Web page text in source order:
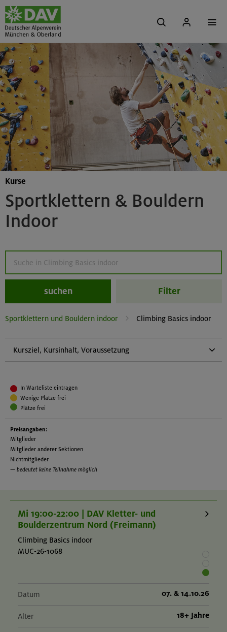
Sportklettern & Bouldern
Indoor
Kurse
suchen Filter
Sportklettern und Bouldern indoor Climbing Basics indoor
Kursziel, Kursinhalt, Voraussetzung
Kursinhalt:
Basic knots, belaying and safety, rope techniques, standard
climbing movements
Voraussetzung:
Konditionelle Fähigkeiten:
Durchschnittliche Sportlichkeit und Ausdauer.
Veranstaltungsspezifische Voraussetzungen:
Generally a good fitness level
In Warteliste eintragen
Wenige Plätze frei
Plätze frei
Preisangaben:
Mitglieder
Mitglieder anderer Sektionen
Nichtmitglieder
— bedeutet keine Teilnahme möglich
Mi 19:00-22:00 | DAV Kletter- und
Boulderzentrum Nord (Freimann)
Climbing Basics indoor
MUC-26-1068
Datum 07. & 14.10.26
Alter 18+ Jahre